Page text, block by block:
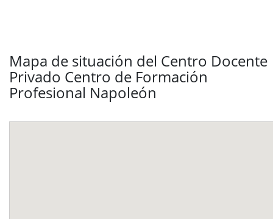
Mapa de situación del Centro Docente
Privado Centro de Formación
Profesional Napoleón